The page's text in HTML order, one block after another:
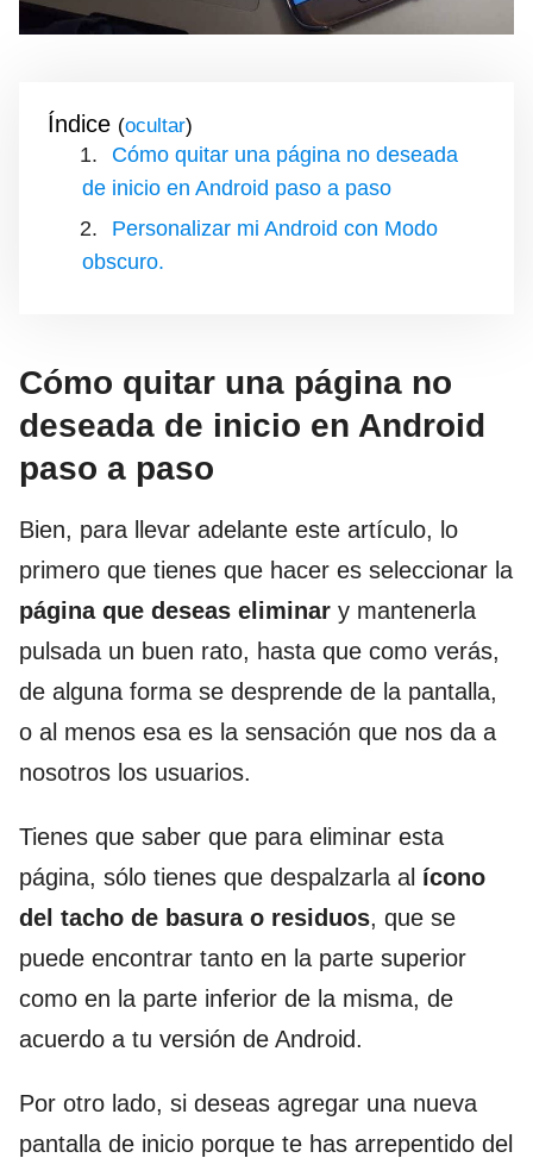
Índice ( )
Cómo quitar una página no deseada
de inicio en Android paso a paso
Personalizar mi Android con Modo
obscuro.
Cómo quitar una página no
deseada de inicio en Android
paso a paso
Bien, para llevar adelante este artículo, lo
primero que tienes que hacer es seleccionar la
página que deseas eliminar y mantenerla
pulsada un buen rato, hasta que como verás,
de alguna forma se desprende de la pantalla,
o al menos esa es la sensación que nos da a
nosotros los usuarios.
Tienes que saber que para eliminar esta
página, sólo tienes que despalzarla al ícono
del tacho de basura o residuos, que se
puede encontrar tanto en la parte superior
como en la parte inferior de la misma, de
acuerdo a tu versión de Android.
Por otro lado, si deseas agregar una nueva
pantalla de inicio porque te has arrepentido del